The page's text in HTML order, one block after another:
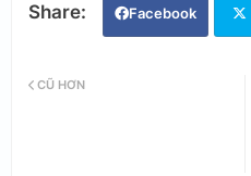
Facebook
CŨ HƠN